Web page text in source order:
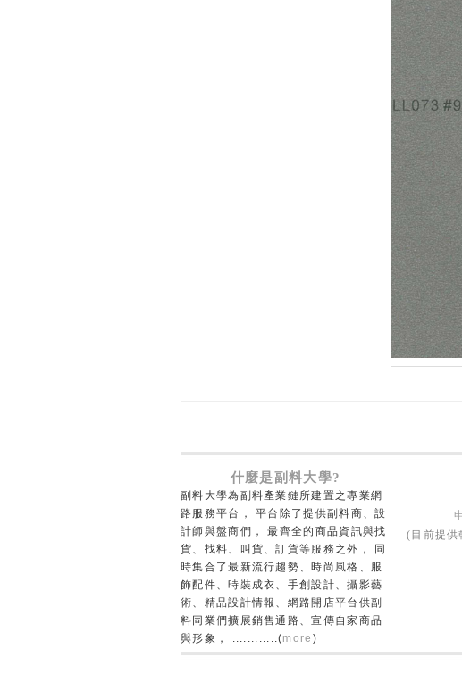
什麼是副料大學?
副料大學為副料產業鏈所建置之專業網
路服務平台， 平台除了提供副料商、設
計師與盤商們， 最齊全的商品資訊與找
貨、找料、叫貨、訂貨等服務之外， 同
時集合了最新流行趨勢、時尚風格、服
飾配件、時裝成衣、手創設計、攝影藝
術、精品設計情報、網路開店平台供副
料同業們擴展銷售通路、宣傳自家商品
與形象， ............(more )
(目前提供